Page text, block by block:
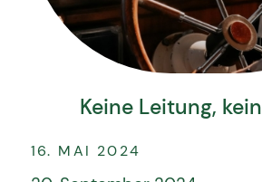
Keine Leitung,
16. MAI 2024